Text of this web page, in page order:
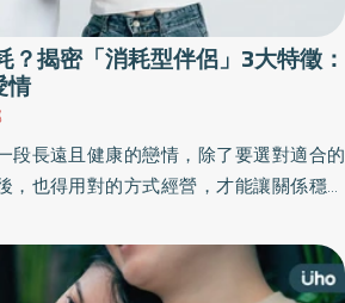
？揭密「消耗型伴侶」3大特徵：
情
段長遠且健康的戀情，除了要選對適合的
，也得用對的方式經營，才能讓關係穩健
後，往往隱藏著自私與情感寄生。《優活
康管理師、過來人鄧庭珊分享「消耗型伴